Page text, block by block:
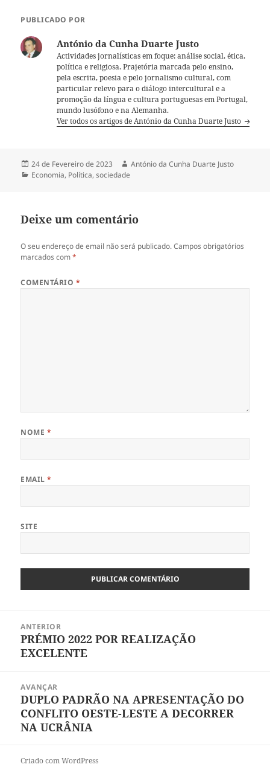
PUBLICADO POR
António da Cunha Duarte Justo
Actividades jornalísticas em foque: análise social, ética,
política e religiosa. Prajetória marcada pelo ensino,
pela escrita, poesia e pelo jornalismo cultural, com
particular relevo para o diálogo intercultural e a
promoção da língua e cultura portuguesas em Portugal,
mundo lusófono e na Alemanha.
Ver todos os artigos de António da Cunha Duarte Justo
Publicado
a
24 de Fevereiro de 2023 Autor
António da Cunha Duarte Justo
Categorias
Economia, Política,sociedade
Deixe um comentário
O seu endereço de email não será publicado. Campos obrigatórios
marcados com*
COMENTÁRIO *
NOME *
EMAIL*
SITE
artigos
ANTERIOR
Artigo
anterior:
PRÉMIO 2022 POR REALIZAÇÃO
EXCELENTE
AVANÇAR
Artigo
seguinte:
DUPLO PADRÃO NA APRESENTAÇÃO DO
CONFLITO OESTE-LESTE A DECORRER
NA UCRÂNIA
Criado com WordPress